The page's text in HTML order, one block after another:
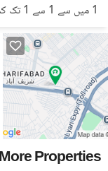
1 میں سے 1 سے 1 تک کمرشل پلاٹس
Properties